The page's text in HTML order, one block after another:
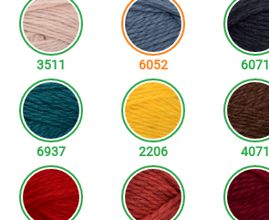
3511 6052 6071
6937 2206 4071